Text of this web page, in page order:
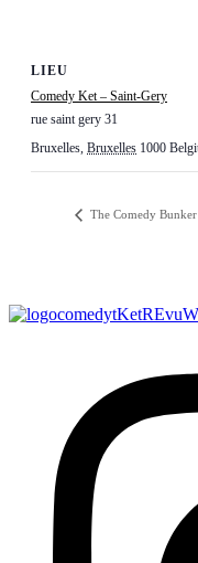
LIEU
Comedy Ket – Saint-Gery
rue saint gery 31
Bruxelles, Bruxelles 1000
The Comedy